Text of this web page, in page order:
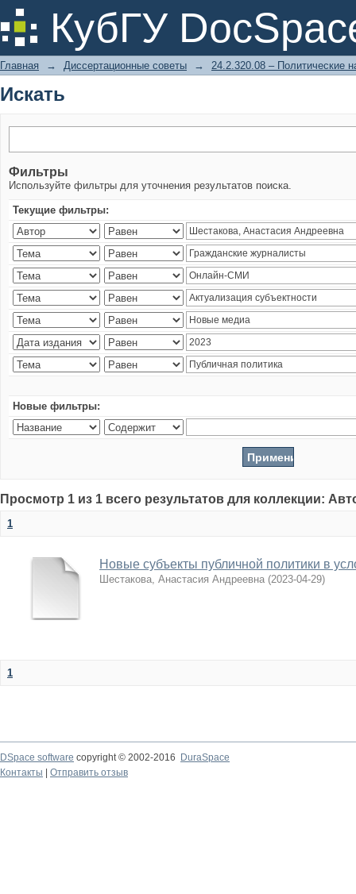
КубГУ
Искать
Главная → Диссертационные советы → 24.2.320.08 – Политические
Искать
Фильтры
Используйте фильтры для уточнения результатов поиска.
Текущие фильтры:
Новые фильтры:
Просмотр 1 из 1 всего результатов для коллекции:
1
Новые субъекты публичной политики в
Шестакова, Анастасия Андреевна (2023-04-29)
1
DSpace software copyright © 2002-2016
DuraSpace
Контакты
Отправить отзыв